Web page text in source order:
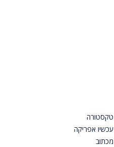
טקסטורה
עכשיו אפריקה
מכתוב